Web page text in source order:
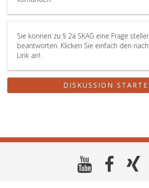
Sie können zu § 2a SKAG eine Frage
beantworten. Klicken Sie einfach den
Link an!
DISKUSSION